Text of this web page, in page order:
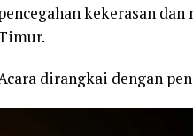
kekerasan
dirangkai dengan